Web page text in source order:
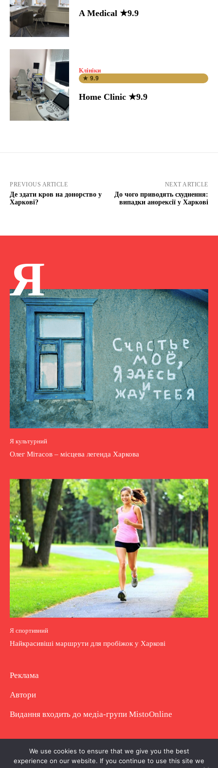
A Medical ★9.9
Клініки
★ 9.9
Home Clinic ★9.9
PREVIOUS ARTICLE
Де здати кров на донорство у
Харкові?
NEXT ARTICLE
До чого приводять схуднення:
випадки анорексії у Харкові
Я
Я культурний
Олег Мітасов – місцева легенда Харкова
Я спортивний
Найкрасивіші маршрути для пробіжок у Харкові
Реклама
Автори
Видання входить до медіа-групи MistoOnline
Copyright © Повне використання матеріалу
заборонено. Частково можна з гіперпосиланням.
We use cookies to ensure that we give you the best
experience on our website. If you continue to use this site we